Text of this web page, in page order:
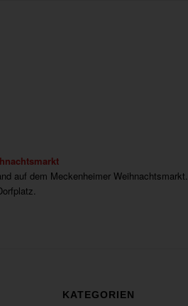
auf dem Meckenheimer Weihnachtsmarkt.
KATEGORIEN